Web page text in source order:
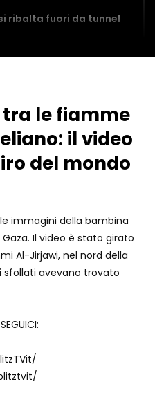
ribalta fuori da tunnel
saltare in aria il drone
30 secondi
letame dopo
le fiamme
il video
del mondo
immagini della bambina
Il video è stato girato
Al-Jirjawi, nel nord della
sfollati avevano trovato